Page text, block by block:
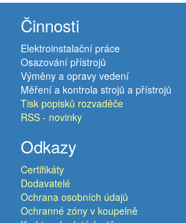
Činnosti
Elektroinstalační práce
Osazování přístrojů
Výměny a opravy vedení
Měření a kontrola strojů a přístrojů
Tisk popisků rozvaděče
RSS - novinky
Odkazy
Certifikáty
Dodavatelé
Ochrana osobních údajů
Ochranné zóny v koupelně